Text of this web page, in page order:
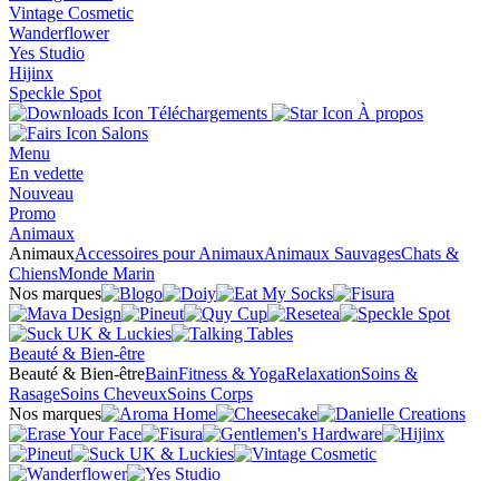
Vintage Cosmetic
Wanderflower
Yes Studio
Hijinx
Speckle Spot
Téléchargements
À propos
Salons
Menu
En vedette
Nouveau
Promo
Animaux
AnimauxAccessoires pour AnimauxAnimaux SauvagesChats &
ChiensMonde Marin
Nos marques
Beauté & Bien-être
Beauté & Bien-êtreBainFitness & YogaRelaxationSoins &
RasageSoins CheveuxSoins Corps
Nos marques